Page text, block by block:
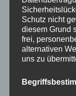
trifft dann
neuen
angetreten
man auch
aufhören,
vielleicht
Schutz nicht
diesem Grund
frei,
alternativen
uns zu